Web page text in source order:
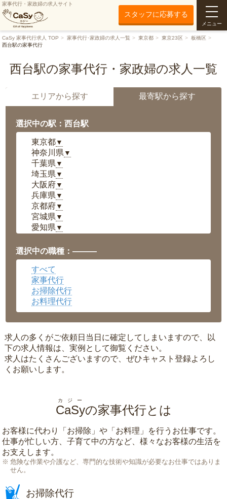
家事代行・家政婦の求人サイト
スタッフに応募する
メニュー
CaSy 家事代行求人 TOP 家事代行･家政婦の求人一覧 東京都 東京23区
板橋区
西台駅の家事代行
西台駅の家事代行・家政婦の求人一覧
エリアから探す 最寄駅から探す
選択中の駅：西台駅
東京都▼
神奈川県 ▼
千葉県 ▼
埼玉県 ▼
大阪府▼
兵庫県 ▼
京都府▼
宮城県 ▼
愛知県 ▼
岡山県▼
広島県▼
沖縄県
選択中の職種：———
すべて
家事代行
お掃除代行
お料理代行
求人の多くがご依頼日当日に確定してしまいますので、以
下の求人情報は、実例として御覧ください。
求人はたくさんございますので、ぜひキャスト登録よろし
くお願いします。
CaSy
カジー
の家事代行とは
お客様に代わり「 お掃除 」や「 お料理 」を行うお仕事です。
仕事が忙しい方、子育て中の方など、様々なお客様の生活を
お支えします。
危険な作業や介護など、専門的な技術や知識が必要なお仕事ではありま
せん。
お掃除代行